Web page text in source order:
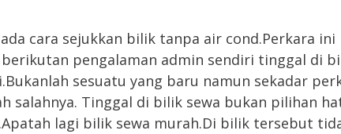
cara sejukkan bilik tanpa air cond.Perkara ini
pengalaman admin sendiri tinggal di
sesuatu yang baru namun sekadar
salahnya. Tinggal di bilik sewa bukan pilihan
lagi bilik sewa murah.Di bilik tersebut